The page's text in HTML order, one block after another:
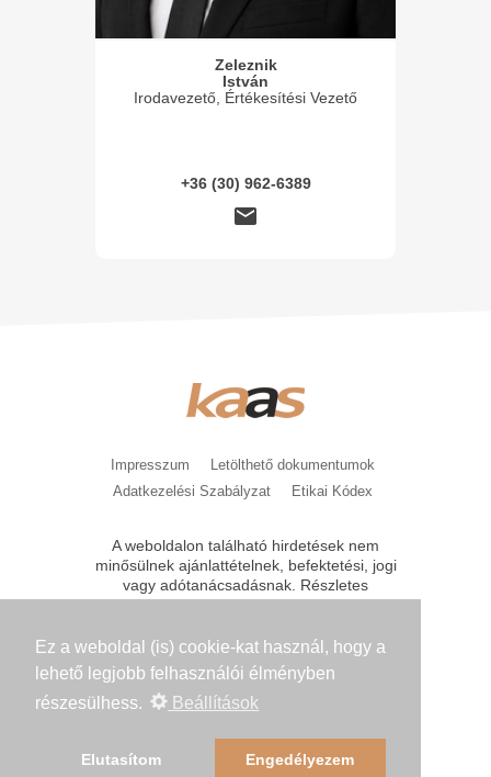
Ez a weboldal (is) cookie-kat használ, hogy a
lehető legjobb felhasználói élményben
részesülhess.
Beállítások
Elutasítom Engedélyezem
Zeleznik
István
Irodavezető, Értékesítési Vezető
+36 (30) 962-6389
Impresszum
Letölthető dokumentumok
Adatkezelési Szabályzat
Etikai Kódex
A weboldalon található hirdetések nem
minősülnek ajánlattételnek, befektetési, jogi
vagy adótanácsadásnak. Részletes
tájékoztatást, feltételeket csak közvetlen
rendelkezésére. A kondíciók módosításának
jogát a Kaas Otthon Kft. fenntartja.
A KAAS Network központi száma: +36-30-
864-9630 KAAS Network